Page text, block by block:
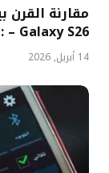
Galaxy S26 – : أيهما أفضل؟
14 أبريل, 2026